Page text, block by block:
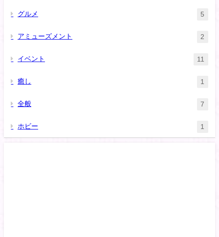
グルメ 5
アミューズメント 2
イベント 11
癒し 1
全般 7
ホビー 1